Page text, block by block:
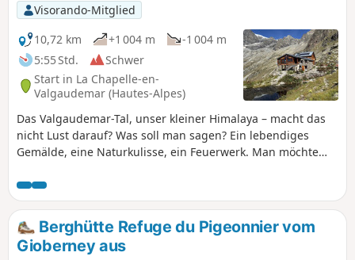
Visorando-Mitglied
10,72 km
+1 004 m
-1 004 m
5:55 Std.
Schwer
Start in La Chapelle-en-
Valgaudemar (Hautes-Alpes)
Das Valgaudemar-Tal, unser kleiner Himalaya – macht das
nicht Lust darauf? Was soll man sagen? Ein lebendiges
Gemälde, eine Naturkulisse, ein Feuerwerk. Man möchte
Berghütte Refuge du Pigeonnier vom
Gioberney aus